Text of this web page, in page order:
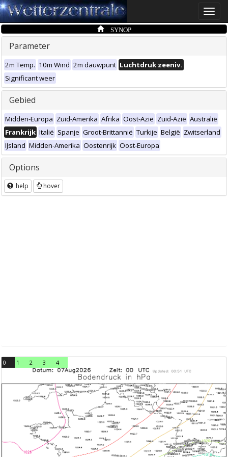
Toggle
SYNOP
Parameter
2m Temp. 10m Wind 2m dauwpunt Luchtdruk zeeniv.
Significant weer
Gebied
Midden-Europa Zuid-Amerika Afrika Oost-Azië Zuid-Azië Australië
Frankrijk Italië Spanje Groot-Brittannië Turkije België Zwitserland
IJsland Midden-Amerika Oostenrijk Oost-Europa
Options
help hover
0 1 2 3 4